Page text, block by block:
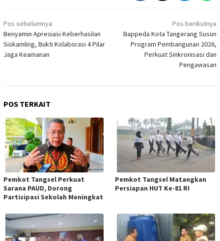
Navigasi
pos
Pos sebelumnya
Benyamin Apresiasi Keberhasilan
Siskamling, Bukti Kolaborasi 4 Pilar
Jaga Keamanan
Pos berikutnya
Bappeda Kota Tangerang Susun
Program Pembangunan 2026,
Perkuat Sinkronisasi dan
Pengawasan
POS TERKAIT
Pemkot Tangsel Perkuat
Sarana PAUD, Dorong
Partisipasi Sekolah Meningkat
Pemkot Tangsel Matangkan
Persiapan HUT Ke-81 RI